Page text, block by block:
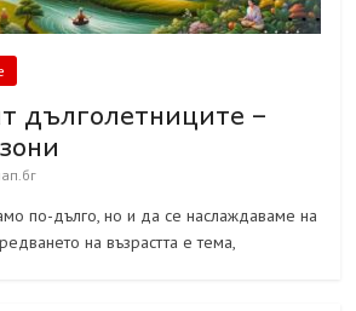
дълголетниците –
по-дълго, но и да се наслаждаваме на
на възрастта е тема,